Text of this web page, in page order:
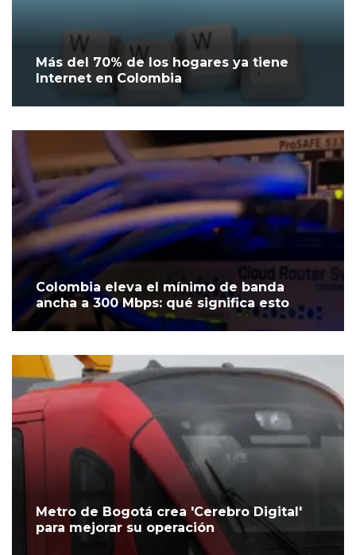
Más del 70% de los hogares ya tiene
Internet en Colombia
Colombia eleva el mínimo de banda
ancha a 300 Mbps: qué significa esto
Metro de Bogotá crea 'Cerebro Digital'
para mejorar su operación